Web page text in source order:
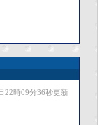
22時09分36秒更新